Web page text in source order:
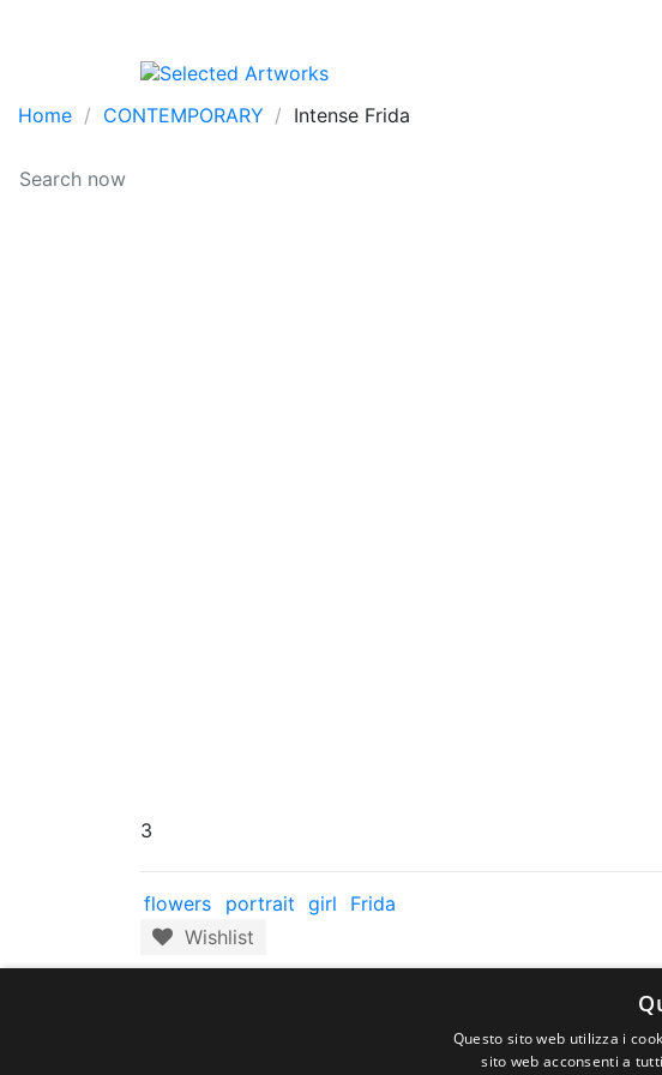
Home
CONTEMPORARY Intense Frida
3
flowers portrait girl
Frida
Wishlist
Questo sito web utilizza i
sito web acconsenti a